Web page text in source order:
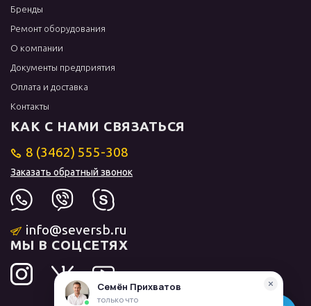
Бренды
Ремонт оборудования
О компании
Документы предприятия
Оплата и доставка
Контакты
КАК С НАМИ СВЯЗАТЬСЯ
8 (3462) 555-308
Заказать обратный звонок
info@seversb.ru
МЫ В СОЦСЕТЯХ